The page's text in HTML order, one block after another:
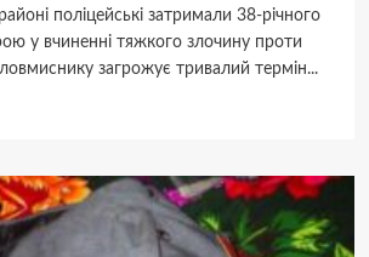
поліцейські затримали 38-річного
у вчиненні тяжкого злочину проти
загрожує тривалий термін...